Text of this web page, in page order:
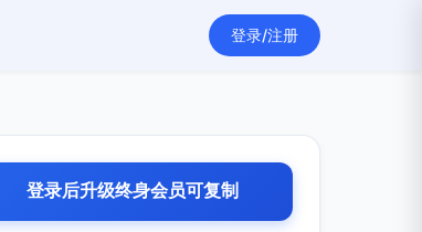
登录/注册
登录后升级终身会员可复制